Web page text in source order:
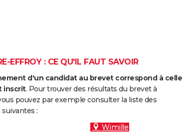
EFFROY : CE QU'IL FAUT SAVOIR
d'un candidat au brevet correspond à celle
inscrit. Pour trouver des résultats du brevet à
pouvez par exemple consulter la liste des
:
Wimille